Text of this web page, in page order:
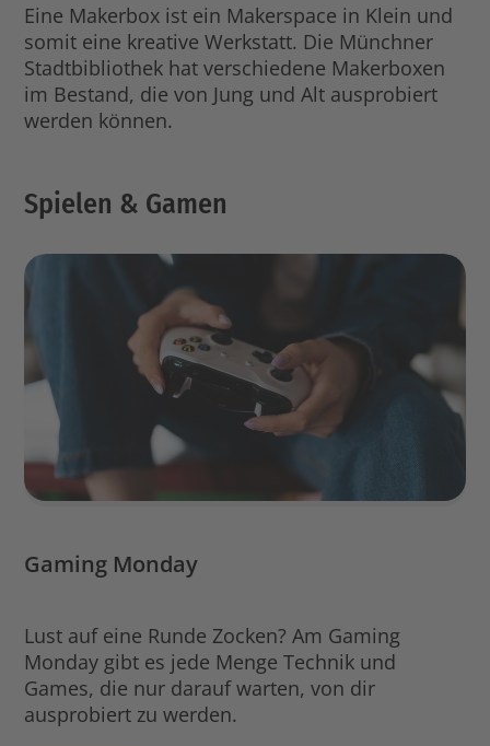
Eine Makerbox ist ein Makerspace in Klein und
somit eine kreative Werkstatt. Die Münchner
Stadtbibliothek hat verschiedene Makerboxen
im Bestand, die von Jung und Alt ausprobiert
werden können.
Spielen & Gamen
Gaming Monday
Lust auf eine Runde Zocken? Am Gaming
Monday gibt es jede Menge Technik und
Games, die nur darauf warten, von dir
ausprobiert zu werden.